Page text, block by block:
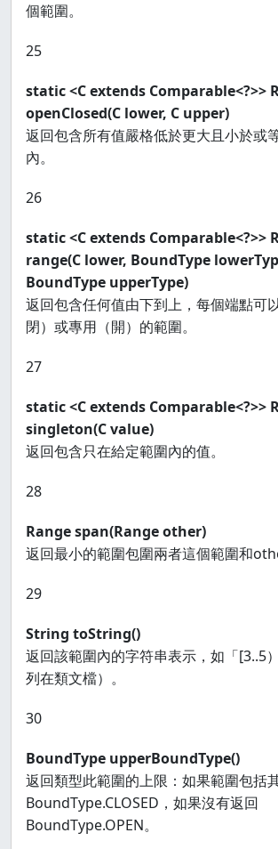
個範圍。
25
static <C extends Comparable<?>>
openClosed(C lower, C upper)
返回包含所有值嚴格低於更大且小於或
內。
26
static <C extends Comparable<?>>
range(C lower, BoundType
BoundType upperType)
返回包含任何值由下到上，每個端點可
閉）或專用（開）的範圍。
27
static <C extends Comparable<?>>
singleton(C value)
返回包含只在給定範圍內的值。
28
Rangespan(Rangeother)
返回最小的範圍包圍兩者這個範圍和
29
String toString()
返回該範圍內的字符串表示，如「[3..5
列在類文檔）。
30
BoundType upperBoundType()
返回類型此範圍的上限：如果範圍包括
BoundType.CLOSED，如果沒有返回
BoundType.OPEN。